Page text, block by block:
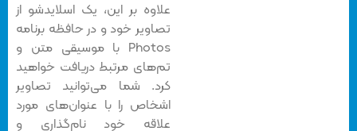
علاوه بر این، یک اسلایدشو از
تصاویر خود و در حافظه برنامه
Photos با موسیقی متن و
تم‌های مرتبط دریافت خواهید
کرد. شما می‌توانید تصاویر
اشخاص را با عنوان‌های مورد
علاقه خود نام‌گذاری و